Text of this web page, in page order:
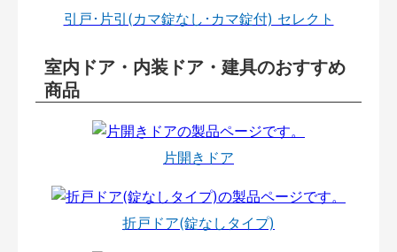
引戸･片引(カマ錠なし･カマ錠付) セレクト
室内ドア・内装ドア・建具のおすすめ
商品
片開きドア
折戸ドア(錠なしタイプ)